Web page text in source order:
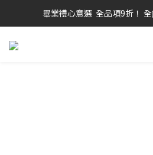
畢業禮心意選  全品項9折！
畢業禮心意選  全品項9折！
虎力彩虹卡｜早鳥優惠 ｜